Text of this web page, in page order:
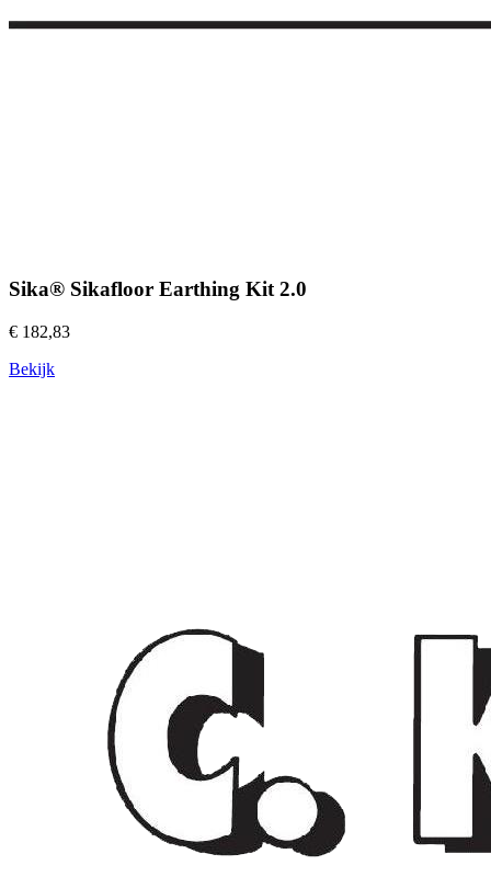
Sika® Sikafloor Earthing Kit 2.0
€ 182,83
Bekijk